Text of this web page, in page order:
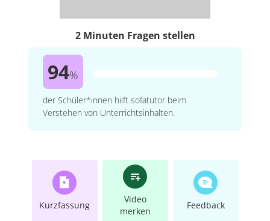
2 Minuten Fragen stellen
94%
der Schüler*innen hilft sofatutor beim
Verstehen von Unterrichtsinhalten.
Kurzfassung
Video
merken
Feedback